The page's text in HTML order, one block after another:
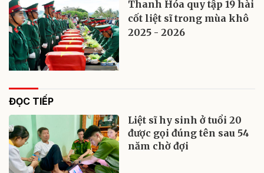
Thanh Hóa quy tập 19 hài
cốt liệt sĩ trong mùa khô
2025 - 2026
ĐỌC TIẾP
Liệt sĩ hy sinh ở tuổi 20
được gọi đúng tên sau 54
năm chờ đợi